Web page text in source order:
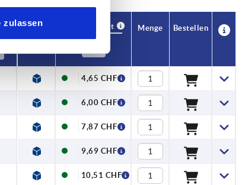
zulassen
CAD
Verfügbarkeit
Preis
Menge Bestellen
4,65 CHF
6,00 CHF
7,87 CHF
9,69 CHF
10,51 CHF